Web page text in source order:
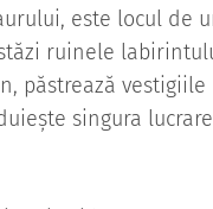
este locul de
ruinele
păstrează
singura